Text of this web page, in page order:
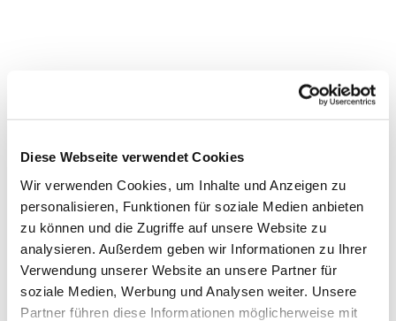
Diese Webseite verwendet Cookies
Wir verwenden Cookies, um Inhalte und Anzeigen zu
personalisieren, Funktionen für soziale Medien anbieten
zu können und die Zugriffe auf unsere Website zu
analysieren. Außerdem geben wir Informationen zu Ihrer
Verwendung unserer Website an unsere Partner für
soziale Medien, Werbung und Analysen weiter. Unsere
Partner führen diese Informationen möglicherweise mit